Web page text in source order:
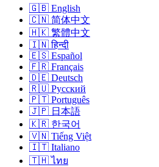
🇬🇧 English
🇨🇳 简体中文
🇭🇰 繁體中文
🇮🇳 हिन्दी
🇪🇸 Español
🇫🇷 Français
🇩🇪 Deutsch
🇷🇺 Русский
🇵🇹 Português
🇯🇵 日本語
🇰🇷 한국어
🇻🇳 Tiếng Việt
🇮🇹 Italiano
🇹🇭 ไทย